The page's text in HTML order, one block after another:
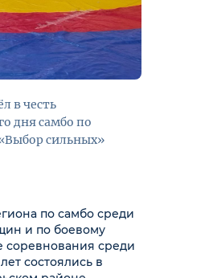
в честь
дня самбо по
сильных»
по самбо среди
и по боевому
соревнования среди
состоялись в